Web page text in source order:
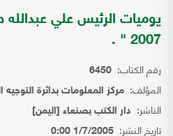
2007 " .
رقم الكتاب: 6450
المؤلف: مركز المعلومات بدائرة التوجيه
الناشر: دار الكتب بصنعاء [اليمن]
تاريخ النشر: 1/7/2005 0:00